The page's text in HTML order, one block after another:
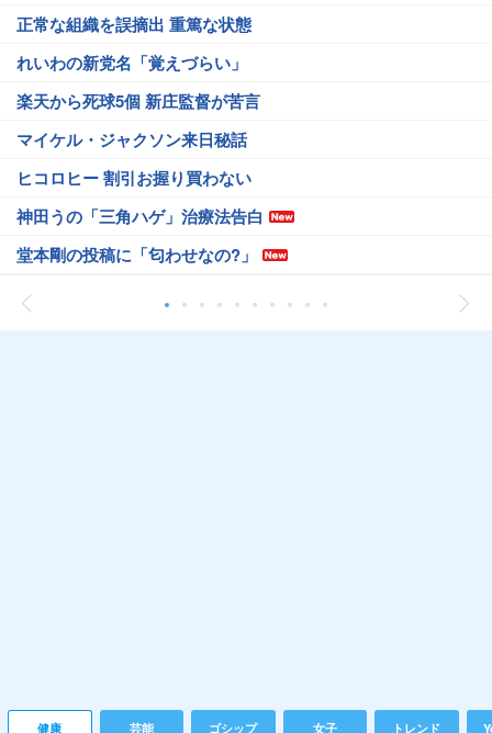
正常な組織を誤摘出 重篤な状態
れいわの新党名「覚えづらい」
楽天から死球5個 新庄監督が苦言
マイケル・ジャクソン来日秘話
ヒコロヒー 割引お握り買わない
神田うの「三角ハゲ」治療法告白
堂本剛の投稿に「匂わせなの?」
健康 芸能 ゴシップ 女子 トレンド